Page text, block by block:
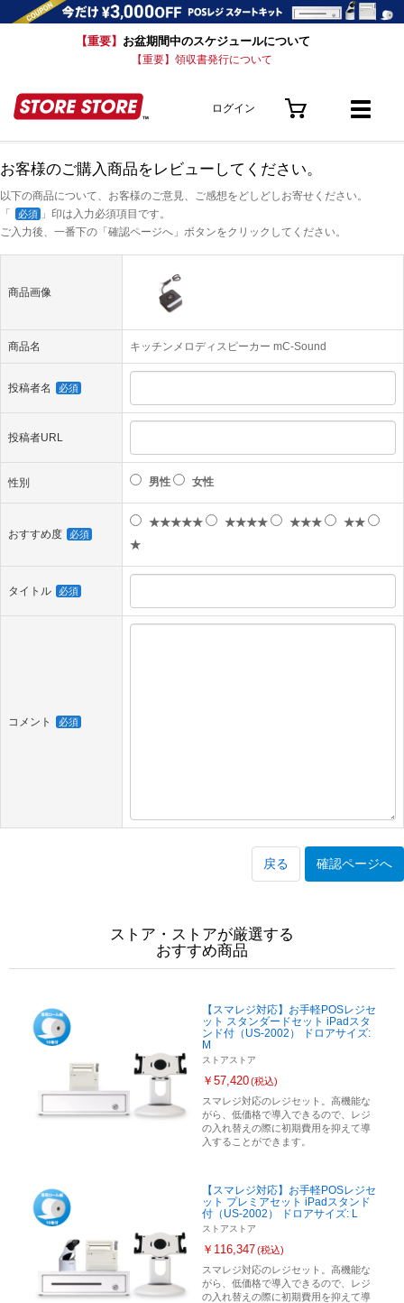
【重要】 お盆期間中のスケジュールについて
【重要】領収書発行について
ログイン
お客様のご購入商品をレビューしてください。
以下の商品について、お客様のご意見、ご感想をどしどしお寄せください。
「
必須 」印は入力必須項目です。
ご入力後、一番下の「確認ページへ」ボタンをクリックしてください。
商品画像
商品名 キッチンメロディスピーカー mC-Sound
投稿者名 必須
投稿者URL
性別 男性 女性
おすすめ度 必須
★★★★★ ★★★★ ★★★
★★
★
タイトル 必須
コメント 必須
戻る 確認ページへ
ストア・ストアが厳選する
おすすめ商品
【スマレジ対応】お手軽POSレジセ
ット スタンダードセット iPadスタ
ンド付（US-2002） ドロアサイズ:
M
ストアストア
￥57,420(税込)
スマレジ対応のレジセット。高機能な
がら、低価格で導入できるので、レジ
の入れ替えの際に初期費用を抑えて導
入することができます。
【スマレジ対応】お手軽POSレジセ
ット プレミアセット iPadスタンド
付（US-2002） ドロアサイズ: L
ストアストア
￥116,347(税込)
スマレジ対応のレジセット。高機能な
がら、低価格で導入できるので、レジ
の入れ替えの際に初期費用を抑えて導